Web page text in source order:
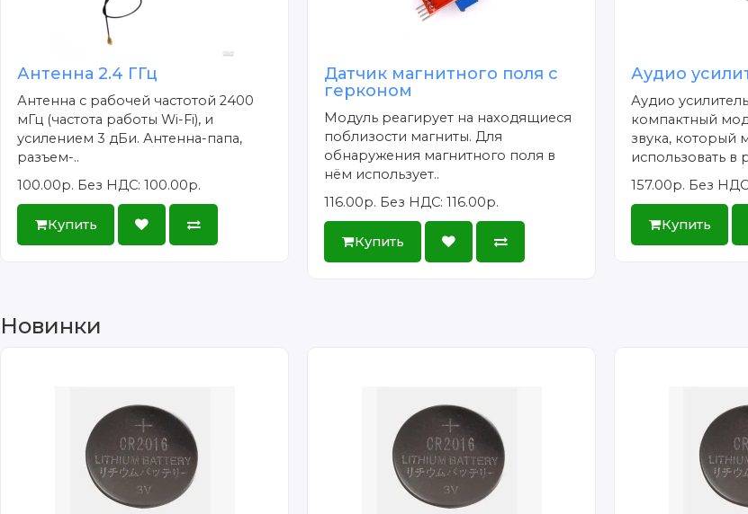
Антенна 2.4 ГГц
Антенна с рабочей частотой 2400
мГц (частота работы Wi-Fi), и
усилением 3 дБи. Антенна-папа,
разъем-..
100.00р. Без НДС: 100.00р.
Купить
Датчик магнитного поля с
герконом
Модуль реагирует на находящиеся
поблизости магниты. Для
обнаружения магнитного поля в
нём использует..
116.00р. Без НДС: 116.00р.
Купить
Аудио
Аудио
компактный
звука, который
использовать в
157.00р. Без
Купить
Новинки